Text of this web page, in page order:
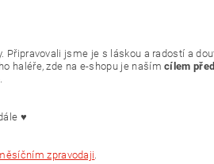
jsme je s láskou a radostí a
haléře, zde na e-shopu je našímcílem
.
♥
zpravodaji.